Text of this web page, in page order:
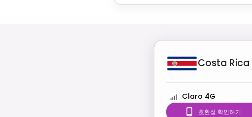
Costa Rica
Claro 4G
호환성 확인하기